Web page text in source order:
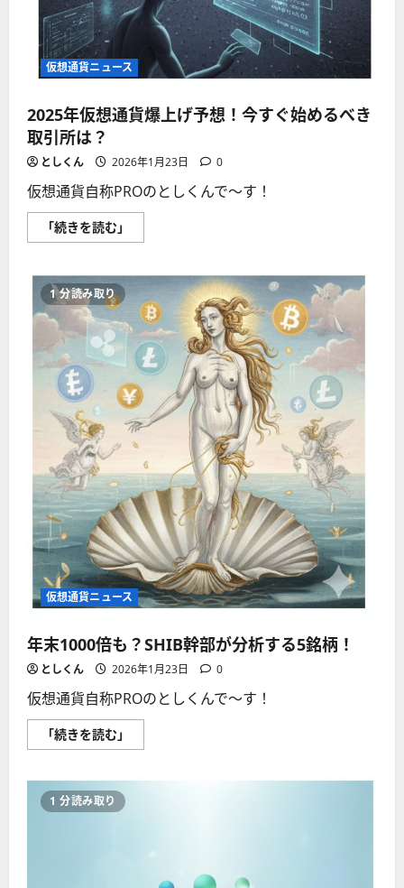
仮想通貨ニュース
2025年仮想通貨爆上げ予想！今すぐ始めるべき
取引所は？
としくん 2026年1月23日 0
仮想通貨自称PROのとしくんで〜す！
「続きを読む」
年
通
貨
爆
上
げ
予
想！
今
す
ぐ
始
め
る
べ
き
引
所
は？
に
つ
い
て
さ
ら
に
読
1 分読み取り
仮想通貨ニュース
年末1000倍も？SHIB幹部が分析する5銘柄！
としくん 2026年1月23日 0
仮想通貨自称PROのとしくんで〜す！
「続きを読む」
末
も？
1 分読み取り